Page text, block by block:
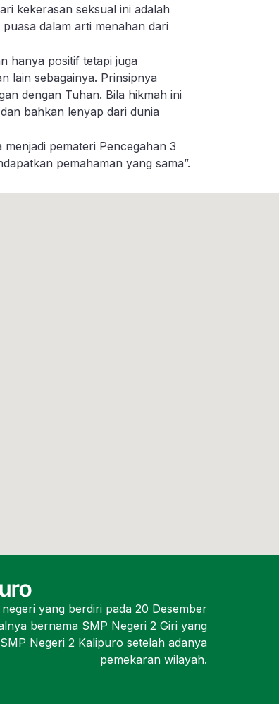
kekerasan seksual ini adalah
dalam arti menahan dari
hanya positif tetapi juga
lain sebagainya. Prinsipnya
dengan Tuhan. Bila hikmah ini
bahkan lenyap dari dunia
pemateri Pencegahan 3
pemahaman yang sama”.
yang berdiri pada 20 Desember
bernama SMP Negeri 2 Giri yang
Negeri 2 Kalipuro setelah adanya
pemekaran wilayah.